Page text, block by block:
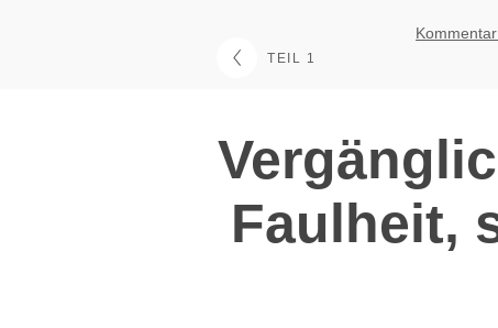
TEIL 1
Faulheit,